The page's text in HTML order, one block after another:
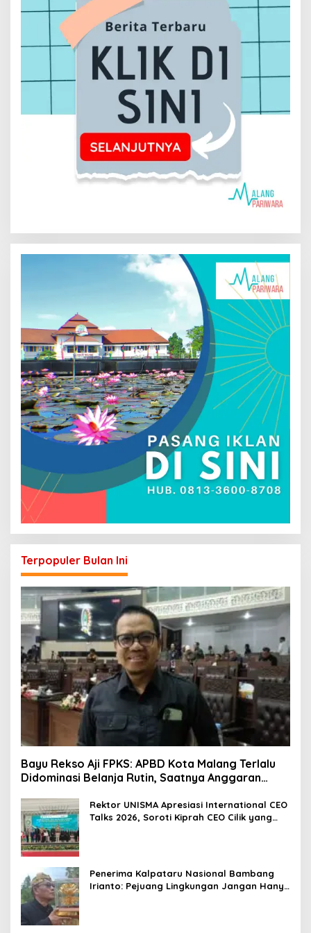
Terpopuler Bulan Ini
Bayu Rekso Aji FPKS: APBD Kota Malang Terlalu
Didominasi Belanja Rutin, Saatnya Anggaran
Rektor UNISMA Apresiasi International CEO
Talks 2026, Soroti Kiprah CEO Cilik yang
Penerima Kalpataru Nasional Bambang
Irianto: Pejuang Lingkungan Jangan Hanya